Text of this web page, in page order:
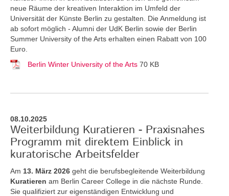
neue Räume der kreativen Interaktion im Umfeld der
Universität der Künste Berlin zu gestalten. Die Anmeldung ist
ab sofort möglich - Alumni der UdK Berlin sowie der Berlin
Summer University of the Arts erhalten einen Rabatt von 100
Euro.
Berlin Winter University of the Arts 70 KB
08.10.2025
Weiterbildung Kuratieren - Praxisnahes
Programm mit direktem Einblick in
kuratorische Arbeitsfelder
Am 13. März 2026 geht die berufsbegleitende Weiterbildung
Kuratieren am Berlin Career College in die nächste Runde.
Sie qualifiziert zur eigenständigen Entwicklung und